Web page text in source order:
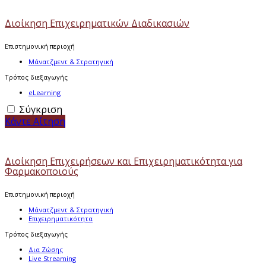
Διοίκηση Επιχειρηματικών Διαδικασιών
Επιστημονική περιοχή
Μάνατζμεντ & Στρατηγική
Τρόπος διεξαγωγής
eLearning
Σύγκριση
Κάντε Αίτηση
Διοίκηση Επιχειρήσεων και Επιχειρηματικότητα για
Φαρμακοποιούς
Επιστημονική περιοχή
Μάνατζμεντ & Στρατηγική
Επιχειρηματικότητα
Τρόπος διεξαγωγής
Δια Ζώσης
Live Streaming